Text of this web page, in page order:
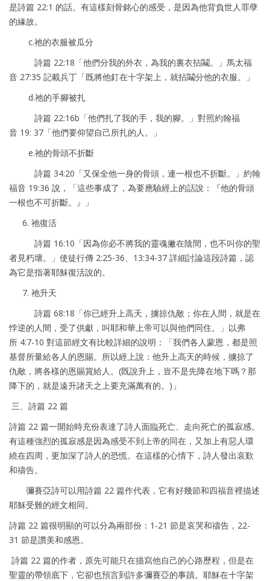
是詩篇 22:1 的話。有這樣刻骨銘心的感受，是因為他背負世人罪孽
的緣故。
c.祂的衣服被瓜分
詩篇 22:18「他們分我的外衣，為我的裏衣拈鬮。」馬太福
音 27:35 記載兵丁「既將他釘在十字架上，就拈鬮分他的衣服。」
d.祂的手腳被扎
詩篇 22:16b「他們扎了我的手，我的腳。」對照約翰福
音 19: 37「他們要仰望自己所扎的人。」
e.祂的骨頭不折斷
詩篇 34:20「又保全他一身的骨頭，連一根也不折斷。」約翰
福音 19:36 說，「這些事成了，為要應驗經上的話說：『他的骨頭
一根也不可折斷。』」
6. 祂復活
詩篇 16:10「因為你必不將我的靈魂撇在陰間，也不叫你的聖
者見朽壞。」使徒行傳 2:25-36、13:34-37 詳細討論這段詩篇，認
為它是指著耶穌復活說的。
7. 祂升天
詩篇 68:18「你已經升上高天，擄掠仇敵；你在人間，就是在
悖逆的人間，受了供獻，叫耶和華上帝可以與他們同住。」以弗
所 4:7-10 對這節經文有比較詳細的說明：「我們各人蒙恩，都是照
基督所量給各人的恩賜。所以經上說：他升上高天的時候，擄掠了
仇敵，將各樣的恩賜賞給人。(既說升上，豈不是先降在地下嗎？那
降下的，就是遠升諸天之上要充滿萬有的。)」
三、詩篇 22 篇
詩篇 22 篇一開始時充份表達了詩人面臨死亡、走向死亡的孤寂感。
有這種強烈的孤寂感是因為感受不到上帝的同在，又加上有惡人環
繞在四周，更加深了詩人的恐慌。在這樣的心情下，詩人發出哀歎
和禱告。
彌賽亞詩可以用詩篇 22 篇作代表，它有好幾節和四福音裡描述
耶穌受難的經文相同。
詩篇 22 篇很明顯的可以分為兩部份：1-21 節是哀哭和禱告，22-
31 節是讚美和感恩。
詩篇 22 篇的作者，原先可能只在描寫他自己的心路歷程，但是在
聖靈的帶領底下，它卻也預言到許多彌賽亞的事蹟。耶穌在十字架